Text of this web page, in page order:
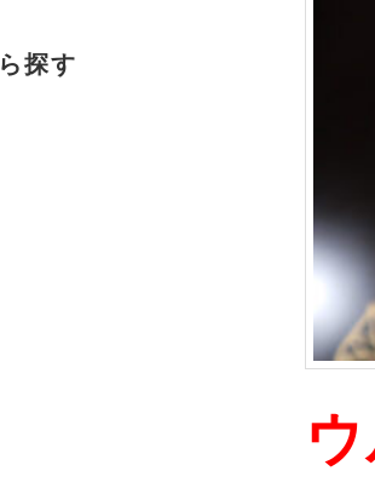
探す